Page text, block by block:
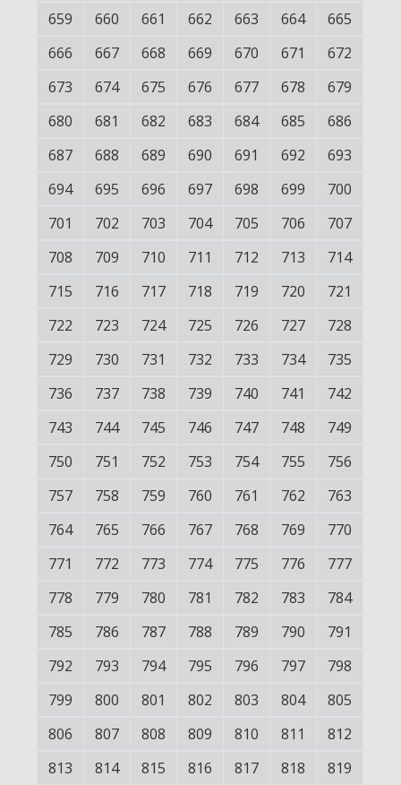
659
660 661 662 663 664
665
666
667 668 669 670 671
672
673
674 675 676 677 678
679
680
681 682 683 684 685
686
687
688 689 690 691 692
693
694
695 696 697 698 699
700
701
702 703 704 705 706
707
708
709 710 711 712 713
714
715
716 717 718 719 720
721
722
723 724 725 726 727
728
729
730 731 732 733 734
735
736
737 738 739 740 741
742
743
744 745 746 747 748
749
750
751 752 753 754 755
756
757
758 759 760 761 762
763
764
765 766 767 768 769
770
771
772 773 774 775 776
777
778
779 780 781 782 783
784
785
786 787 788 789 790
791
792
793 794 795 796 797
798
799
800 801 802 803 804
805
806
807 808 809 810 811
812
813
814 815 816 817 818 819